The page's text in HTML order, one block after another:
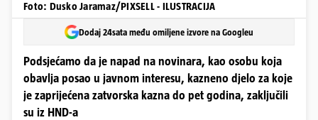
Foto: Dusko Jaramaz/PIXSELL - ILUSTRACIJA
Dodaj 24sata među omiljene izvore na Googleu
Podsjećamo da je napad na novinara, kao osobu koja
obavlja posao u javnom interesu, kazneno djelo za koje
je zaprijećena zatvorska kazna do pet godina, zaključili
su iz HND-a